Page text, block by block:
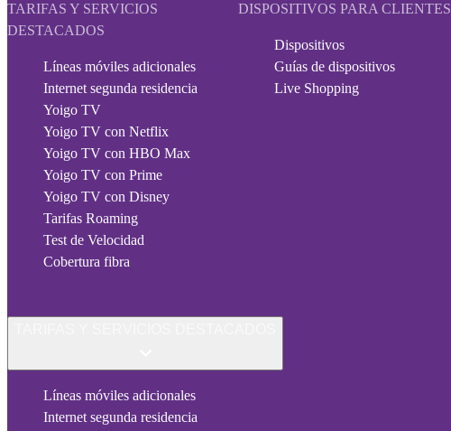
TARIFAS Y SERVICIOS
DESTACADOS
Líneas móviles adicionales
Internet segunda residencia
Yoigo TV
Yoigo TV con Netflix
Yoigo TV con HBO Max
Yoigo TV con Prime
Yoigo TV con Disney
Tarifas Roaming
Test de Velocidad
Cobertura fibra
DISPOSITIVOS PARA CLIENTES
Dispositivos
Guías de dispositivos
Live Shopping
Líneas móviles adicionales
Internet segunda residencia